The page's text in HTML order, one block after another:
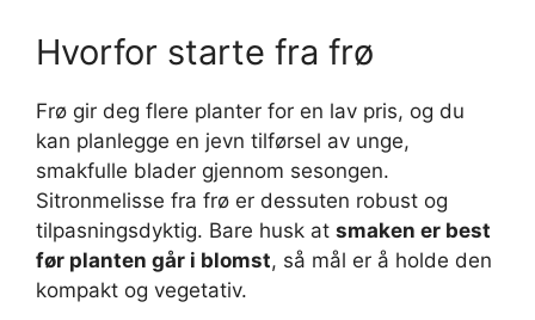
Hvorfor starte fra frø
Frø gir deg flere planter for en lav pris, og du
kan planlegge en jevn tilførsel av unge,
smakfulle blader gjennom sesongen.
Sitronmelisse fra frø er dessuten robust og
tilpasningsdyktig. Bare husk at smaken er best
før planten går i blomst, så mål er å holde den
kompakt og vegetativ.